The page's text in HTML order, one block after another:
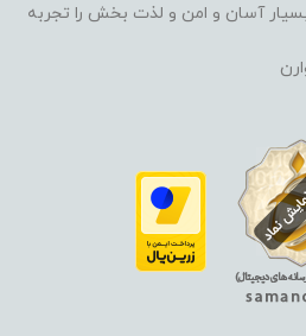
آسان و امن و لذت بخش را تجربه